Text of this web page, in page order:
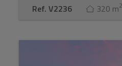
Ref. V2236 320 m2